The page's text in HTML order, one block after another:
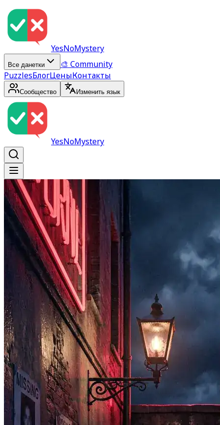
YesNoMystery
Все данетки
🎨 Community
PuzzlesБлогЦеныКонтакты
Сообщество Изменить язык
YesNoMystery